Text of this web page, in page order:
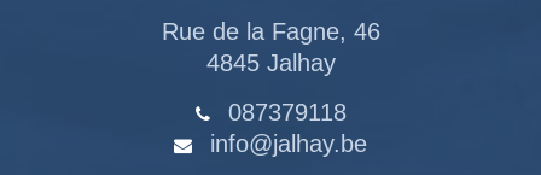
Rue de la Fagne, 46
4845 Jalhay
087379118
info@jalhay.be